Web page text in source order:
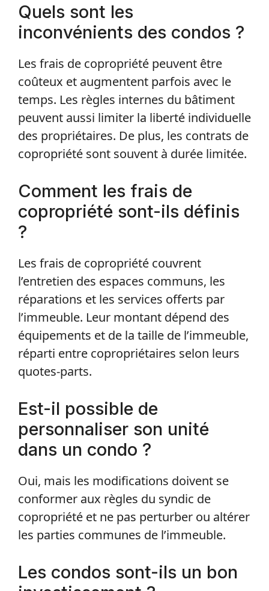
Quels sont les
inconvénients des condos ?
Les frais de copropriété peuvent être
coûteux et augmentent parfois avec le
temps. Les règles internes du bâtiment
peuvent aussi limiter la liberté individuelle
des propriétaires. De plus, les contrats de
copropriété sont souvent à durée limitée.
Comment les frais de
copropriété sont-ils définis
?
Les frais de copropriété couvrent
l’entretien des espaces communs, les
réparations et les services offerts par
l’immeuble. Leur montant dépend des
équipements et de la taille de l’immeuble,
réparti entre copropriétaires selon leurs
quotes-parts.
Est-il possible de
personnaliser son unité
dans un condo ?
Oui, mais les modifications doivent se
conformer aux règles du syndic de
copropriété et ne pas perturber ou altérer
les parties communes de l’immeuble.
Les condos sont-ils un bon